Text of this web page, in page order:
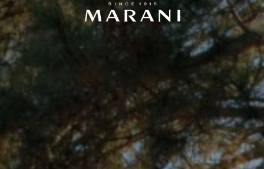
Მეღვინეობა
Ჩვენი Ღვინოები
Ჯილდოები